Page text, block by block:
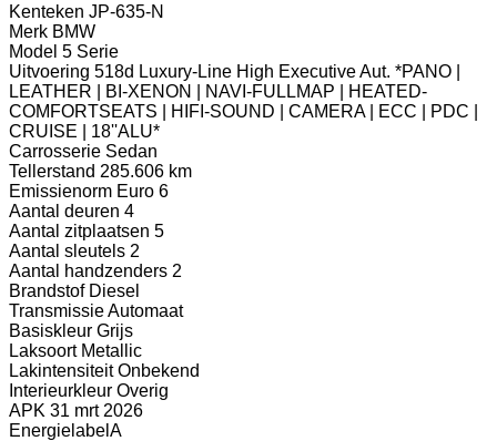
Kenteken JP-635-N
Merk BMW
Model 5 Serie
Uitvoering 518d Luxury-Line High Executive Aut. *PANO |
LEATHER | BI-XENON | NAVI-FULLMAP | HEATED-
COMFORTSEATS | HIFI-SOUND | CAMERA | ECC | PDC |
CRUISE | 18''ALU*
Carrosserie Sedan
Tellerstand 285.606 km
Emissienorm Euro 6
Aantal deuren 4
Aantal zitplaatsen 5
Aantal sleutels 2
Aantal handzenders 2
Brandstof Diesel
TransmissieAutomaat
Basiskleur Grijs
Laksoort Metallic
Lakintensiteit Onbekend
Interieurkleur Overig
APK 31 mrt 2026
Energielabel A